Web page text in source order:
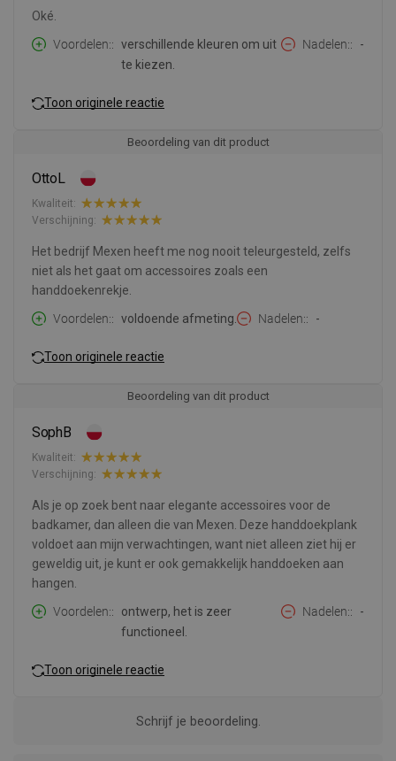
Oké.
Voordelen:
verschillende kleuren om uit
te kiezen.
Nadelen: -
Toon originele reactie
Beoordeling van dit product
OttoL
Kwaliteit:
Verschijning:
Het bedrijf Mexen heeft me nog nooit teleurgesteld, zelfs
niet als het gaat om accessoires zoals een
handdoekenrekje.
Voordelen:
voldoende afmeting. Nadelen: -
Toon originele reactie
Beoordeling van dit product
SophB
Kwaliteit:
Verschijning:
Als je op zoek bent naar elegante accessoires voor de
badkamer, dan alleen die van Mexen. Deze handdoekplank
voldoet aan mijn verwachtingen, want niet alleen ziet hij er
geweldig uit, je kunt er ook gemakkelijk handdoeken aan
hangen.
Voordelen:
ontwerp, het is zeer
functioneel.
Nadelen: -
Toon originele reactie
Schrijf je beoordeling.